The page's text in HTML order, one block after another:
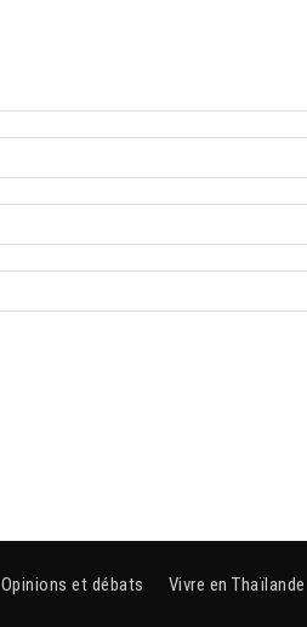
Opinions et débats Vivre en Thaïlande